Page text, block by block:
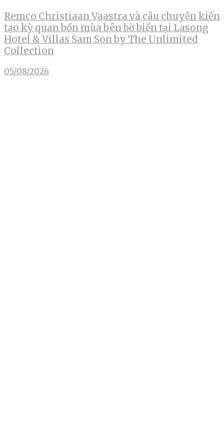
Remco Christiaan Vaastra và câu chuyện kiến
tạo kỳ quan bốn mùa bên bờ biển tại Lasong
Hotel & Villas Sam Son by The Unlimited
Collection
05/08/2026